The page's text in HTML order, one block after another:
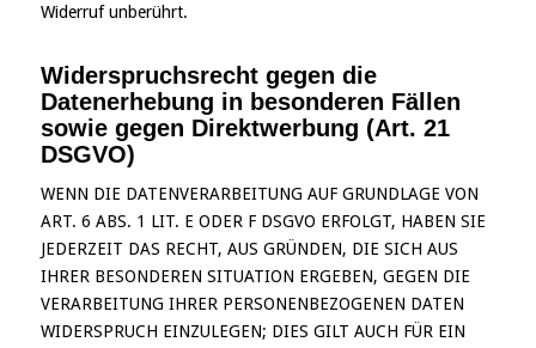
Widerruf unberührt.
Widerspruchsrecht gegen die
Datenerhebung in besonderen Fällen
sowie gegen Direktwerbung (Art. 21
DSGVO)
WENN DIE DATENVERARBEITUNG AUF GRUNDLAGE VON
ART. 6 ABS. 1 LIT. E ODER F DSGVO ERFOLGT, HABEN SIE
JEDERZEIT DAS RECHT, AUS GRÜNDEN, DIE SICH AUS
IHRER BESONDEREN SITUATION ERGEBEN, GEGEN DIE
VERARBEITUNG IHRER PERSONENBEZOGENEN DATEN
WIDERSPRUCH EINZULEGEN; DIES GILT AUCH FÜR EIN